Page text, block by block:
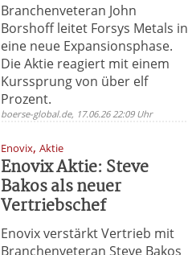
Branchenveteran John
Borshoff leitet Forsys Metals in
eine neue Expansionsphase.
Die Aktie reagiert mit einem
Kurssprung von über elf
Prozent.
boerse-global.de, 17.06.26 22:09 Uhr
Enovix,Aktie
Enovix Aktie: Steve
Bakos als neuer
Vertriebschef
Enovix verstärkt Vertrieb mit
Branchenveteran Steve Bakos